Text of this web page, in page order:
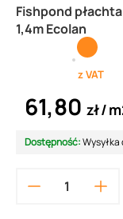
Fishpond
1,4m Ecolan
z VAT
61,80 zł
Dostępność: